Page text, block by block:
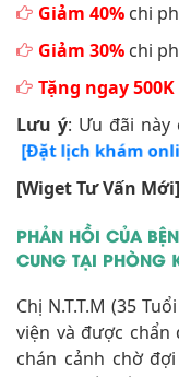
Giảm 40% chi
Giảm 30% chi
Tặng ngay 500K
Lưu ý: Ưu đãi này
[Đặt lịch khám
[Wiget Tư Vấn Mới]
PHẢN HỒI CỦA
CUNG TẠI PHÒNG
Chị N.T.T.M (35
viện và được chẩn
chán cảnh chờ